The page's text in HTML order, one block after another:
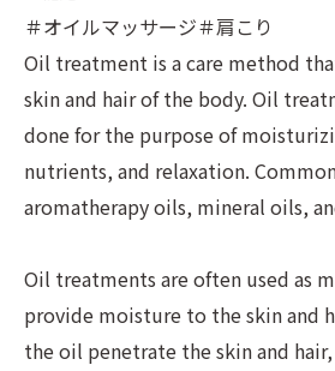
＃オイルマッサージ＃肩こり
Oil treatment is a care method
skin and hair of the body. Oil
done for the purpose of
nutrients, and relaxation.
aromatherapy oils, mineral oils,
Oil treatments are often used as
provide moisture to the skin and
the oil penetrate the skin and